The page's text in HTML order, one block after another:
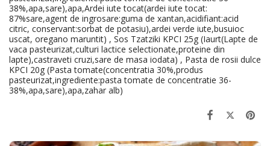
38%,apa,sare),apa,Ardei iute tocat(ardei iute tocat:
87%sare,agent de ingrosare:guma de xantan,acidifiant:acid
citric, conservant:sorbat de potasiu),ardei verde iute,busuioc
uscat, oregano maruntit) , Sos Tzatziki KPCI 25g (Iaurt(Lapte de
vaca pasteurizat,culturi lactice selectionate,proteine din
lapte),castraveti cruzi,sare de masa iodata) , Pasta de rosii dulce
KPCI 20g (Pasta tomate(concentratia 30%,produs
pasteurizat,ingrediente:pasta tomate de concentratie 36-
38%,apa,sare),apa,zahar alb)